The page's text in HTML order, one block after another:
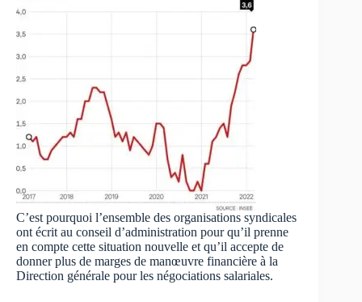
C’est pourquoi l’ensemble des organisations syndicales
ont écrit au conseil d’administration pour qu’il prenne
en compte cette situation nouvelle et qu’il accepte de
donner plus de marges de manœuvre financière à la
Direction générale pour les négociations salariales.